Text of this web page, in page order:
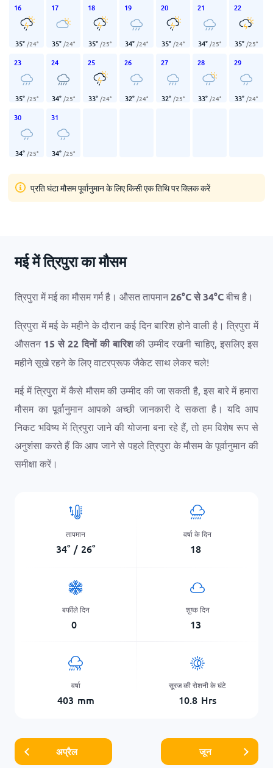
16
35° /24°
17
35° /24°
18
35° /25°
19
34° /24°
20
35° /24°
21
34° /25°
22
35° /25°
23
35° /25°
24
34° /25°
25
33° /24°
26
32° /24°
27
32° /25°
28
33° /24°
29
33° /24°
30
34° /25°
31
34° /25°
प्रति घंटा मौसम पूर्वानुमान के लिए किसी एक तिथि पर क्लिक करें
मई में त्रिपुरा का मौसम
त्रिपुरा में मई का मौसम गर्म है। औसत तापमान26°Cसे34°C बीच है।
त्रिपुरा में मई के महीने के दौरान कई दिन बारिश होने वाली है। त्रिपुरा में
औसतन 15 से 22 दिनों की बारिशकी उम्मीद रखनी चाहिए, इसलिए इस
महीने सूखे रहने के लिए वाटरप्रूफ जैकेट साथ लेकर चले!
मई में त्रिपुरा में कैसे मौसम की उम्मीद की जा सकती है, इस बारे में हमारा
मौसम का पूर्वानुमान आपको अच्छी जानकारी दे सकता है। यदि आप
निकट भविष्य में त्रिपुरा जाने की योजना बना रहे हैं, तो हम विशेष रूप से
अनुशंसा करते हैं कि आप जाने से पहले त्रिपुरा के मौसम के पूर्वानुमान की
समीक्षा करें।
तापमान
34° / 26°
वर्षा के दिन
18
बर्फीले दिन
0
शुष्क दिन
13
वर्षा
403 mm
सूरज की रोशनी के घंटे
10.8 Hrs
अप्रैल जून